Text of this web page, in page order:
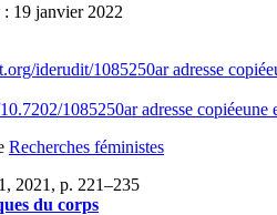
19 janvier 2022
iderudit/1085250aradresse copiée
1085250aradresse copiéeune
Recherches féministes
2021 , p. 221–235
du corps